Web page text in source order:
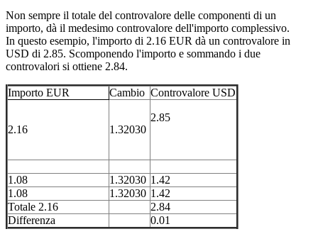
Non sempre il totale del controvalore delle componenti di un
importo, dà il medesimo controvalore dell'importo complessivo.
In questo esempio, l'importo di 2.16 EUR dà un controvalore in
USD di 2.85. Scomponendo l'importo e sommando i due
controvalori si ottiene 2.84.
Importo EUR Cambio Controvalore USD
2.16 1.32030
2.85
1.08 1.32030 1.42
1.08
1.32030 1.42
Totale 2.16
2.84
Differenza
0.01